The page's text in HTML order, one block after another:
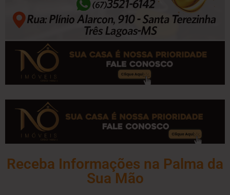
Receba Informações na Palma da
Sua Mão